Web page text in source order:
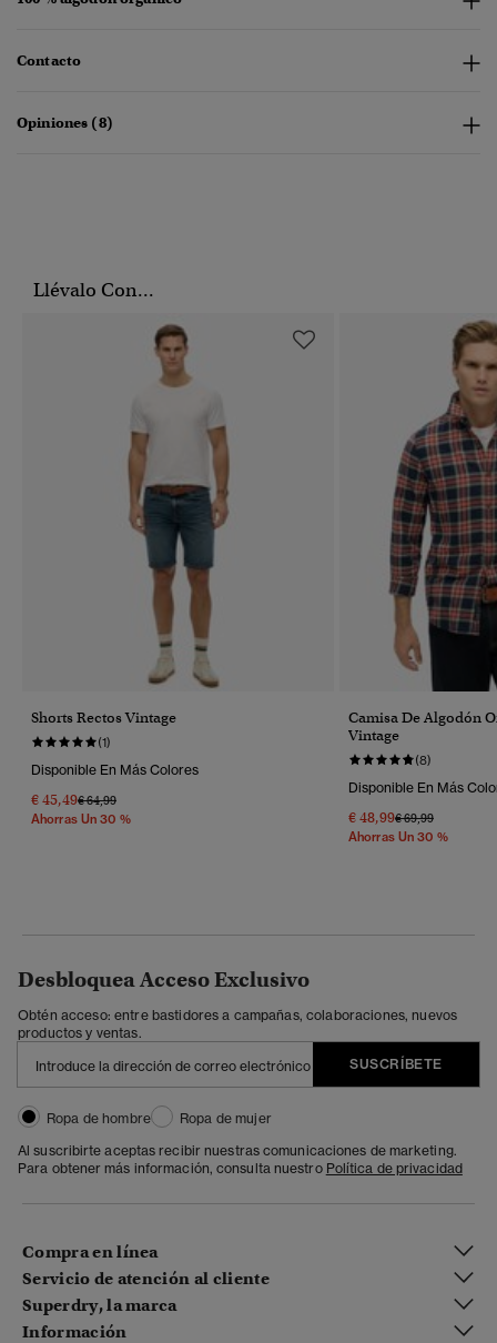
Contacto
Opiniones (8)
Llévalo Con...
Shorts Rectos Vintage
(1)
Disponible En Más Colores
€ 45,49Precio Rebajado De
€ 64,99A
Ahorras Un 30 %
Camisa De Algodón
Vintage
(8)
Disponible En Más
€ 48,99Precio Rebajado
€ 69,99A
Ahorras Un 30 %
Desbloquea Acceso Exclusivo
Obtén acceso: entre bastidores a campañas, colaboraciones, nuevos
productos y ventas.
SUSCRÍBETE
Ropa de hombre
Ropa de mujer
Al suscribirte aceptas recibir nuestras comunicaciones de marketing.
Para obtener más información, consulta nuestro Política de privacidad
Compra en línea
Servicio de atención al cliente
Superdry, la marca
Información